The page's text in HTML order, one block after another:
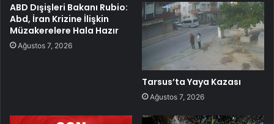
ABD Dışişleri Bakanı Rubio:
Abd, İran Krizine İlişkin
Müzakerelere Hala Hazır
Ağustos 7, 2026
Tarsus’ta Yaya Kazası
Ağustos 7, 2026